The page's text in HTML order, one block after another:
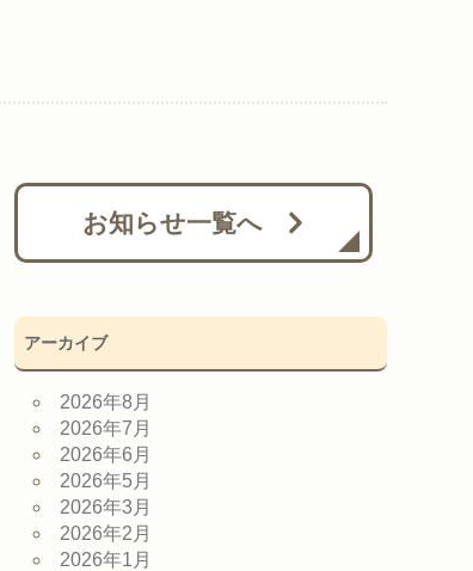
お知らせ一覧へ
アーカイブ
2026年8月
2026年7月
2026年6月
2026年5月
2026年3月
2026年2月
2026年1月